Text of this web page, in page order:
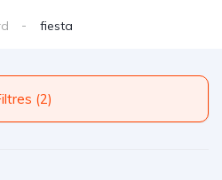
fiesta
Filtres (2)